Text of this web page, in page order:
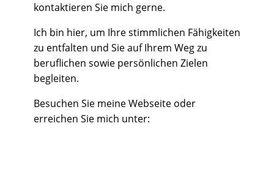
kontaktieren Sie mich gerne.
Ich bin hier, um Ihre stimmlichen Fähigkeiten
zu entfalten und Sie auf Ihrem Weg zu
beruflichen sowie persönlichen Zielen
begleiten.
Besuchen Sie meine Webseite oder
erreichen Sie mich unter: